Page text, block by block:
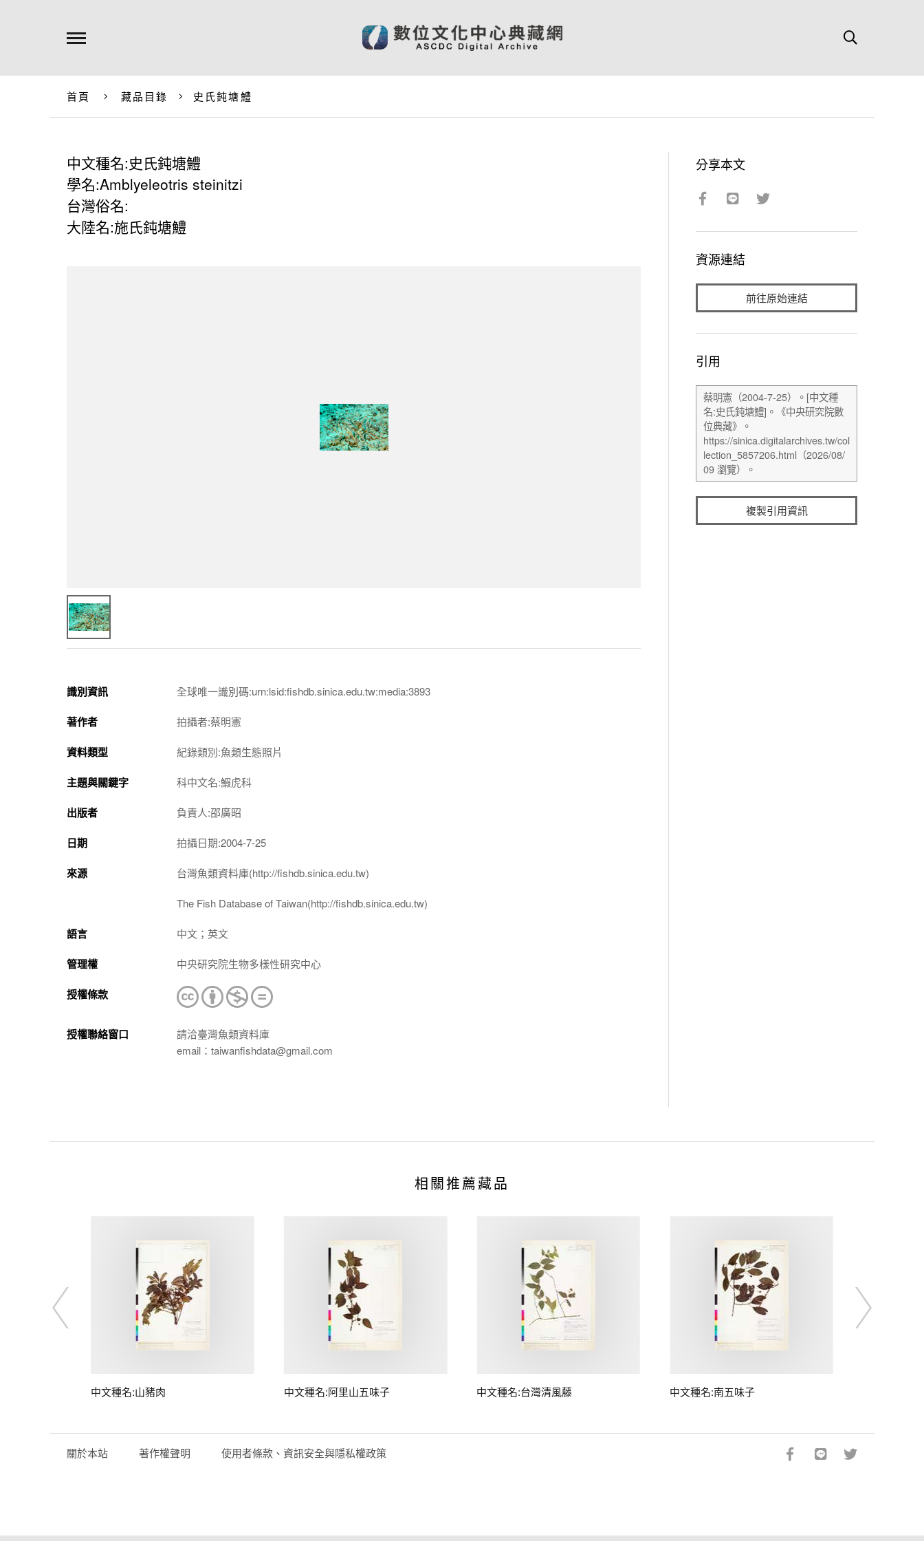
首頁 藏品目錄 史氏鈍塘鱧
中文種名:史氏鈍塘鱧
學名:Amblyeleotris steinitzi
台灣俗名:
大陸名:施氏鈍塘鱧
識別資訊 全球唯一識別碼:urn:lsid:fishdb.sinica.edu.tw:media:3893
著作者 拍攝者:蔡明憲
資料類型 紀錄類別:魚類生態照片
主題與關鍵字 科中文名:鰕虎科
出版者 負責人:邵廣昭
日期 拍攝日期:2004-7-25
來源 台灣魚類資料庫(http://fishdb.sinica.edu.tw)
The Fish Database of Taiwan(http://fishdb.sinica.edu.tw)
語言 中文；英文
管理權 中央研究院生物多樣性研究中心
授權條款
授權聯絡窗口
請洽臺灣魚類資料庫
email：taiwanfishdata@gmail.com
分享本文
資源連結
前往原始連結
引用
複製引用資訊
相關推薦藏品
中文種名:山豬肉 中文種名:阿里山五味子 中文種名:台灣清風藤 中文種名:南五味子
關於本站 著作權聲明 使用者條款、資訊安全與隱私權政策